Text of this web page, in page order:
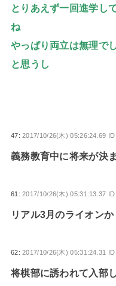
とりあえず一回進学し
ね
やっぱり両立は無理で
と思うし
47:2017/10/26(木) 05:26:24.69
義務教育中に将来が決
61:2017/10/26(木) 05:31:13.37
リアル3月のライオンか
62:2017/10/26(木) 05:31:24.31
将棋部に誘われて入部